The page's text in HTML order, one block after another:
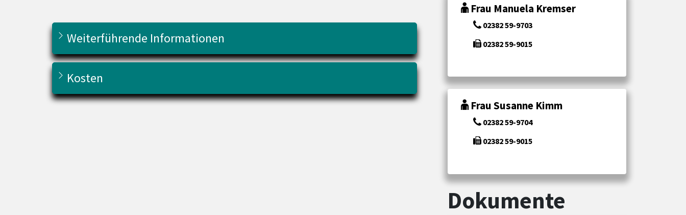
Weiterführende Informationen
Kosten
Frau Manuela Kremser
02382 59-9703
02382 59-9015
Frau Susanne Kimm
02382 59-9704
02382 59-9015
Dokumente